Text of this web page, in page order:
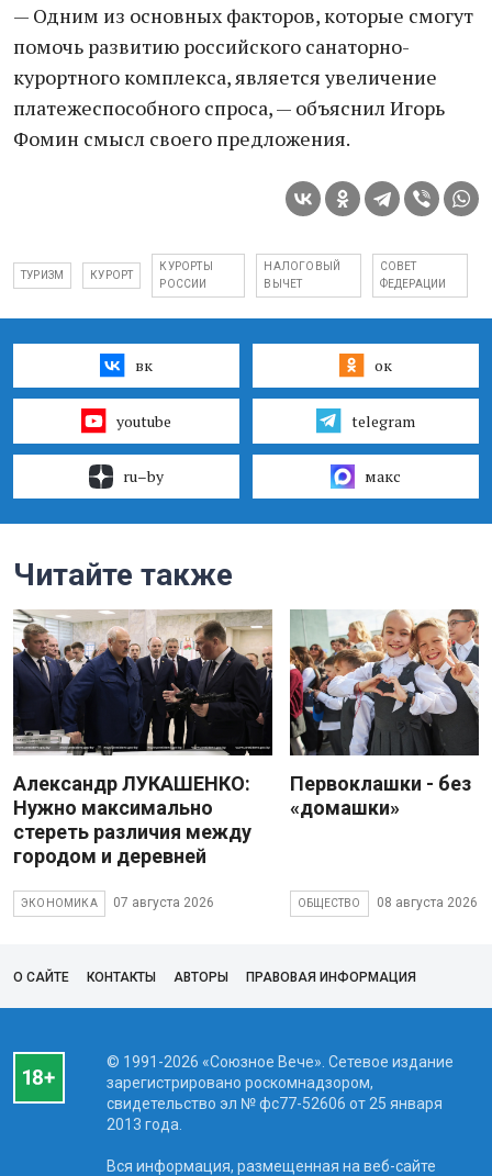
— Одним из основных факторов, которые смогут
помочь развитию российского санаторно-
курортного комплекса, является увеличение
платежеспособного спроса, — объяснил Игорь
Фомин смысл своего предложения.
ТУРИЗМ КУРОРТ
КУРОРТЫ
РОССИИ
НАЛОГОВЫЙ
ВЫЧЕТ
СОВЕТ
ФЕДЕРАЦИИ
вк ок
youtube telegram
ru–by макс
Читайте также
Александр ЛУКАШЕНКО:
Нужно максимально
стереть различия между
городом и деревней
ЭКОНОМИКА 07 августа 2026
Первоклашки - без
«домашки»
ОБЩЕСТВО 08 августа 2026
О САЙТЕ КОНТАКТЫ АВТОРЫ ПРАВОВАЯ ИНФОРМАЦИЯ
© 1991-2026 «Союзное Вече». Сетевое издание
зарегистрировано роскомнадзором,
свидетельство эл № фc77-52606 от 25 января
2013 года.
Вся информация, размещенная на веб-сайте